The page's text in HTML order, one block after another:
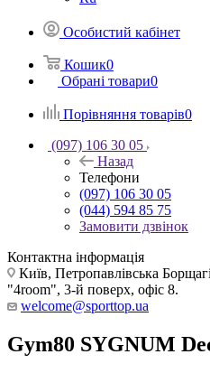
Особистий кабінет
Кошик0
Обрані товари0
Порівняння товарів0
(097) 106 30 05
Назад
Телефони
(097) 106 30 05
(044) 594 85 75
Замовити дзвінок
Контактна інформація
Київ, Петропавлівська
"4room", 3-й поверх, офіс 8.
welcome@sporttop.ua
Gym80 SYGNUM